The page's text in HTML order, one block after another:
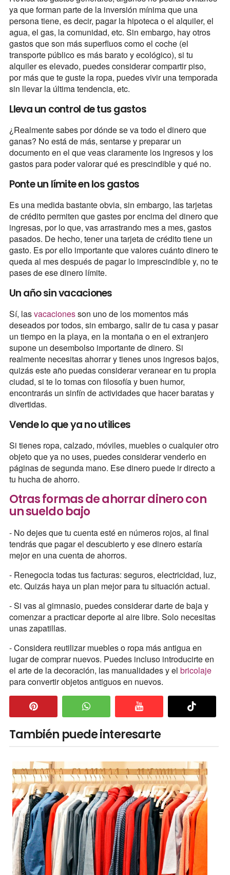
ya que forman parte de la inversión mínima que una
persona tiene, es decir, pagar la hipoteca o el alquiler, el
agua, el gas, la comunidad, etc. Sin embargo, hay otros
gastos que son más superfluos como el coche (el
transporte público es más barato y ecológico), si tu
alquiler es elevado, puedes considerar compartir piso,
por más que te guste la ropa, puedes vivir una temporada
sin llevar la última tendencia, etc.
Lleva un control de tus gastos
¿Realmente sabes por dónde se va todo el dinero que
ganas? No está de más, sentarse y preparar un
documento en el que veas claramente los ingresos y los
gastos para poder valorar qué es prescindible y qué no.
Ponte un límite en los gastos
Es una medida bastante obvia, sin embargo, las tarjetas
de crédito permiten que gastes por encima del dinero que
ingresas, por lo que, vas arrastrando mes a mes, gastos
pasados. De hecho, tener una tarjeta de crédito tiene un
gasto. Es por ello importante que valores cuánto dinero te
queda al mes después de pagar lo imprescindible y, no te
pases de ese dinero límite.
Un año sin vacaciones
Sí, lasvacacionesson uno de los momentos más
deseados por todos, sin embargo, salir de tu casa y pasar
un tiempo en la playa, en la montaña o en el extranjero
supone un desembolso importante de dinero. Si
realmente necesitas ahorrar y tienes unos ingresos bajos,
quizás este año puedas considerar veranear en tu propia
ciudad, si te lo tomas con filosofía y buen humor,
encontrarás un sinfín de actividades que hacer baratas y
divertidas.
Vende lo que ya no utilices
Si tienes ropa, calzado, móviles, muebles o cualquier otro
objeto que ya no uses, puedes considerar venderlo en
páginas de segunda mano. Ese dinero puede ir directo a
tu hucha de ahorro.
Otras formas de ahorrar dinero con
un sueldo bajo
- No dejes que tu cuenta esté en números rojos, al final
tendrás que pagar el descubierto y ese dinero estaría
mejor en una cuenta de ahorros.
- Renegocia todas tus facturas: seguros, electricidad, luz,
etc. Quizás haya un plan mejor para tu situación actual.
- Si vas al gimnasio, puedes considerar darte de baja y
comenzar a practicar deporte al aire libre. Solo necesitas
unas zapatillas.
- Considera reutilizar muebles o ropa más antigua en
lugar de comprar nuevos. Puedes incluso introducirte en
el arte de la decoración, las manualidades y el bricolaje
para convertir objetos antiguos en nuevos.
También puede interesarte